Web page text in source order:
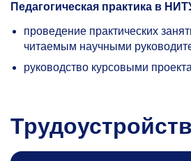
Педагогическая практика в
проведение практических
читаемым научными
руководство курсовыми